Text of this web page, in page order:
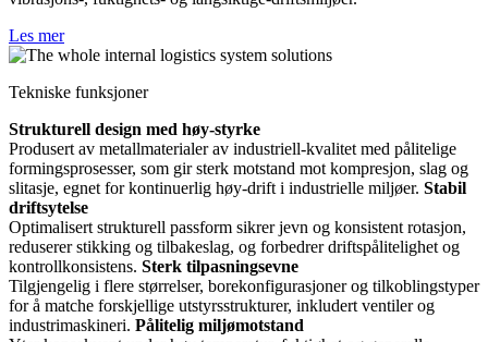
Les mer
Tekniske funksjoner
Strukturell design med høy-styrke
Produsert av metallmaterialer av industriell-kvalitet med pålitelige
formingsprosesser, som gir sterk motstand mot kompresjon, slag og
slitasje, egnet for kontinuerlig høy-drift i industrielle miljøer. Stabil
driftsytelse
Optimalisert strukturell passform sikrer jevn og konsistent rotasjon,
reduserer stikking og tilbakeslag, og forbedrer driftspålitelighet og
kontrollkonsistens. Sterk tilpasningsevne
Tilgjengelig i flere størrelser, borekonfigurasjoner og tilkoblingstyper
for å matche forskjellige utstyrsstrukturer, inkludert ventiler og
industrimaskineri. Pålitelig miljømotstand